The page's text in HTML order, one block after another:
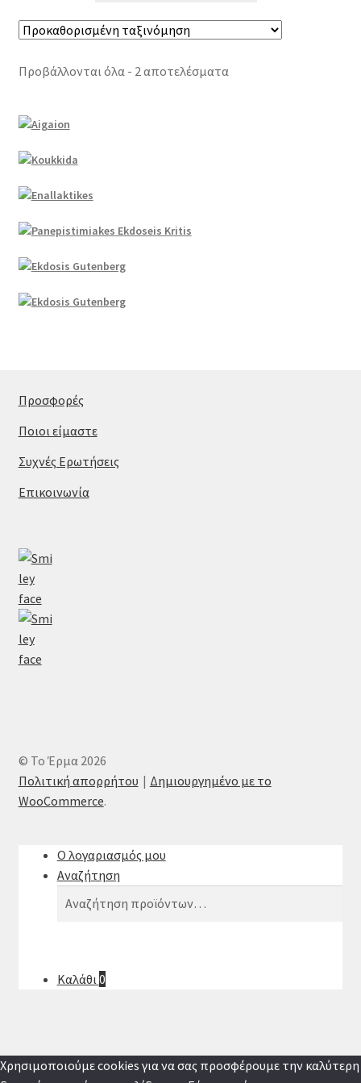
Προβάλλονται όλα - 2 αποτελέσματα
Προσφορές
Ποιοι είμαστε
Συχνές Ερωτήσεις
Επικοινωνία
© Το Έρμα 2026
Πολιτική απορρήτου
Δημιουργημένο με το
WooCommerce.
Ο λογαριασμός μου
Αναζήτηση
Αναζήτηση
Αναζήτηση
Καλάθι0
Χρησιμοποιούμε cookies για να σας προσφέρουμε την καλύτερη